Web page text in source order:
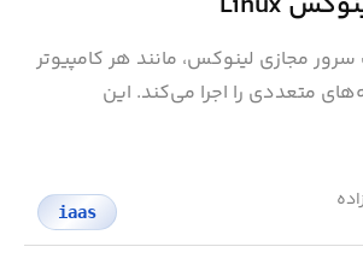
مجازی لینوکس، مانند هر کامپیوتر
متعددی را اجرا می‌کند. این
iaas